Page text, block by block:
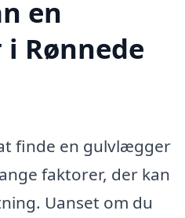
en
Rønnede
finde en gulvlægger
faktorer, der kan
Uanset om du